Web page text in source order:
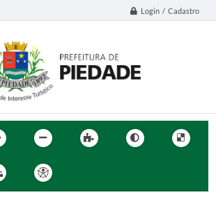
Login / Cadastro